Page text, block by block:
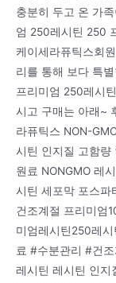
충분히 두고 온 가
엄 250레시틴 250
케이세라퓨틱스회
리를 통해 보다 특
프리미엄 250레시
시고 구매는 아래~
라퓨틱스 NON-
시틴 인지질 고함량
원료 NONGMO 레
시틴 세포막 포스파
건조계절 프리미엄
미엄레시틴250레
료 #수분관리 #건
레시틴 레시틴 인지